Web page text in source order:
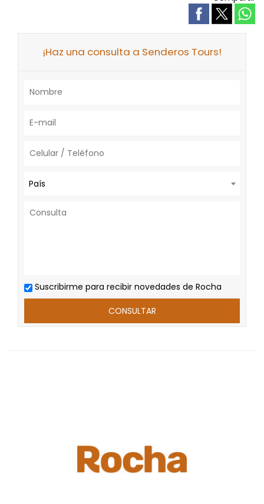
¡Haz una consulta a Senderos Tours!
País
Suscribirme para recibir novedades de Rocha